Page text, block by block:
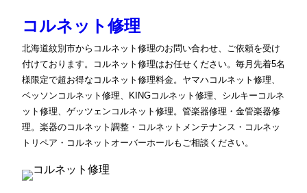
コルネット修理
北海道紋別市からコルネット修理のお問い合わせ、ご依頼を受け
付けております。コルネット修理はお任せください。毎月先着5名
様限定で超お得なコルネット修理料金。ヤマハコルネット修理、
ベッソンコルネット修理、KINGコルネット修理、シルキーコルネ
ット修理、ゲッツェンコルネット修理。管楽器修理・金管楽器修
理。楽器のコルネット調整・コルネットメンテナンス・コルネッ
トリペア・コルネットオーバーホールもご相談ください。